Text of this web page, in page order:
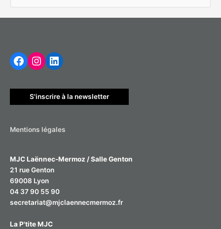
r
h
e
Facebook
Instagram
LinkedIn
S'inscrire à la newsletter
Mentions légales
MJC Laënnec-Mermoz / Salle Genton
21 rue Genton
69008 Lyon
04 37 90 55 90
secretariat@mjclaennecmermoz.fr
La P'tite MJC